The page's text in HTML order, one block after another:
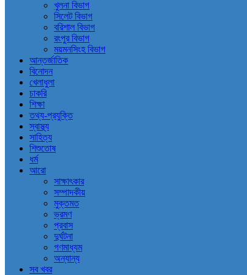
খুলনা বিভাগ
সিলেট বিভাগ
বরিশাল বিভাগ
রংপুর বিভাগ
ময়মনসিংহ বিভাগ
আন্তর্জাতিক
বিনোদন
খেলাধুলা
চাকরি
শিক্ষা
তথ্য-প্রযুক্তি
স্বাস্থ্য
সাহিত্য
শিশুতোষ
ধর্ম
আরো
সাক্ষাৎকার
সম্পাদকীয়
মুক্তমত
ভ্রমণ
প্রবাস
দুর্ঘটনা
গণমাধ্যম
অন্যান্য
সব খবর